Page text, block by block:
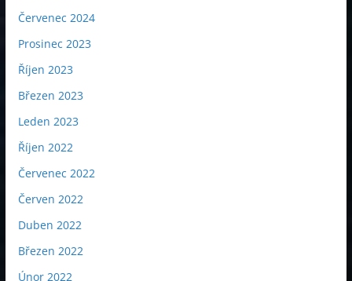
Červenec 2024
Prosinec 2023
Říjen 2023
Březen 2023
Leden 2023
Říjen 2022
Červenec 2022
Červen 2022
Duben 2022
Březen 2022
Únor 2022